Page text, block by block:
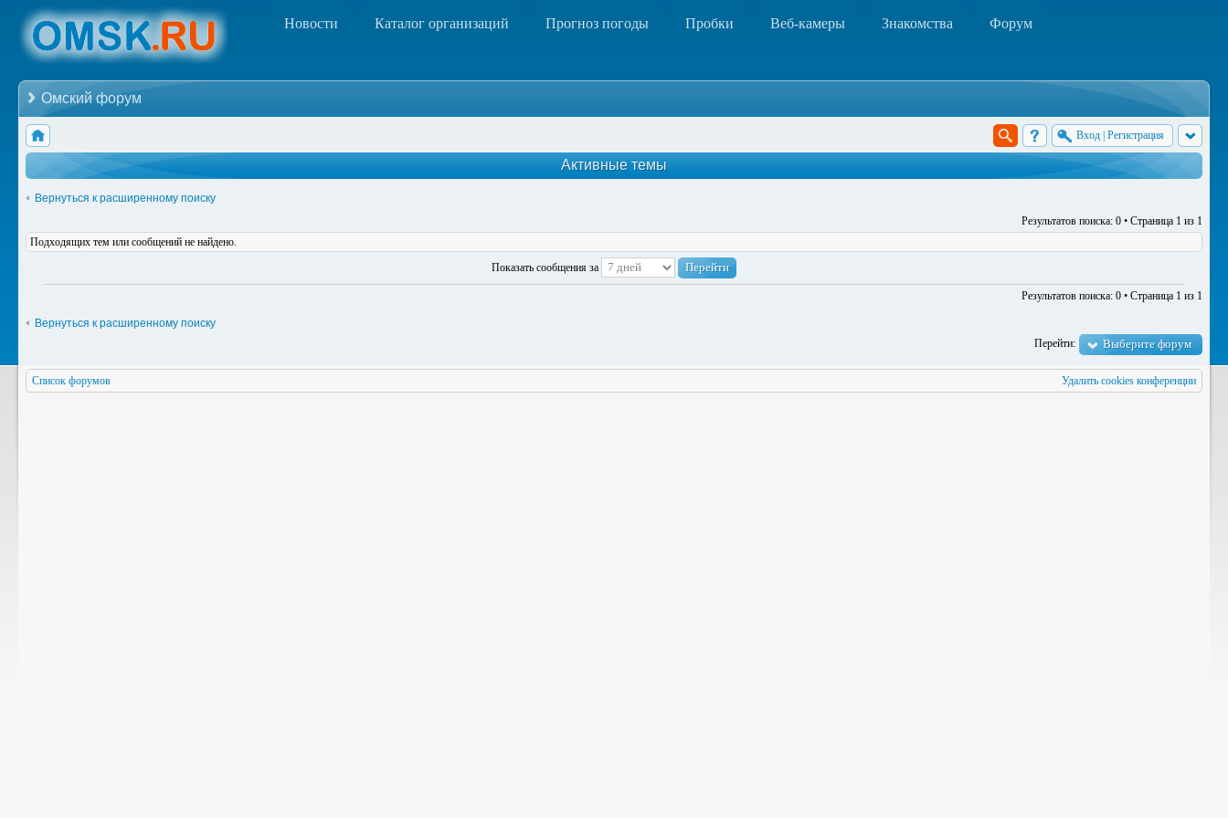
Новости Каталог организаций Прогноз погоды Пробки Веб-камеры Знакомства Форум
Омский форум
Вход Регистрация
Активные темы
Вернуться к расширенному поиску
Результатов поиска: 0 • Страница 1 из 1
Подходящих тем или сообщений не найдено.
Показать сообщения за
Результатов поиска: 0 • Страница 1 из 1
Вернуться к расширенному поиску
Перейти:
Выберите форум
Список форумов Удалить cookies конференции